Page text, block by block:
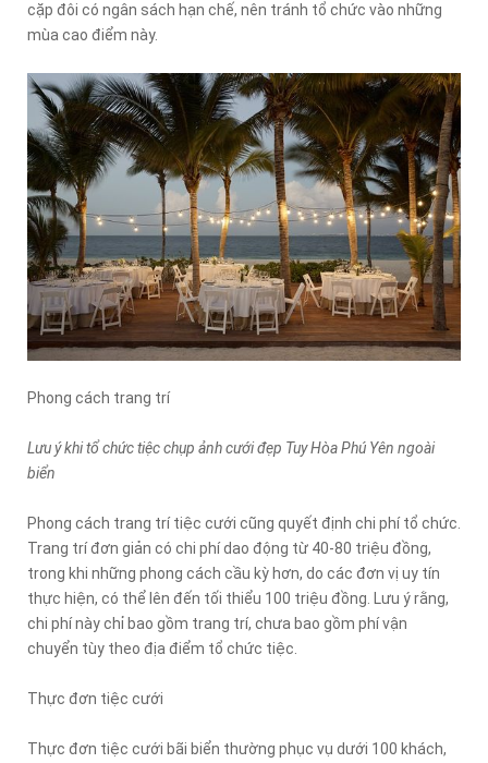
cặp đôi có ngân sách hạn chế, nên tránh tổ chức vào những
mùa cao điểm này.
Phong cách trang trí
Lưu ý khi tổ chức tiệc chụp ảnh cưới đẹp Tuy Hòa Phú Yên ngoài
biển
Phong cách trang trí tiệc cưới cũng quyết định chi phí tổ chức.
Trang trí đơn giản có chi phí dao động từ 40-80 triệu đồng,
trong khi những phong cách cầu kỳ hơn, do các đơn vị uy tín
thực hiện, có thể lên đến tối thiểu 100 triệu đồng. Lưu ý rằng,
chi phí này chỉ bao gồm trang trí, chưa bao gồm phí vận
chuyển tùy theo địa điểm tổ chức tiệc.
Thực đơn tiệc cưới
Thực đơn tiệc cưới bãi biển thường phục vụ dưới 100 khách,